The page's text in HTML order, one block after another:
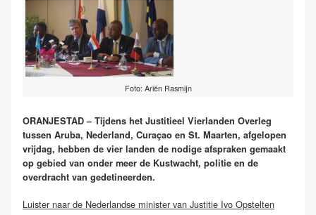
Foto: Ariën Rasmijn
ORANJESTAD – Tijdens het Justitieel Vierlanden Overleg
tussen Aruba, Nederland, Curaçao en St. Maarten, afgelopen
vrijdag, hebben de vier landen de nodige afspraken gemaakt
op gebied van onder meer de Kustwacht, politie en de
overdracht van gedetineerden.
Luister naar de Nederlandse minister van Justitie Ivo Opstelten